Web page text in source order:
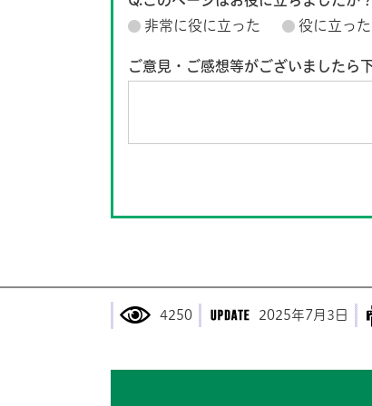
非常に役に立った
役に立った
ご意見・ご感想等がございましたら
4250 2025年7月3日